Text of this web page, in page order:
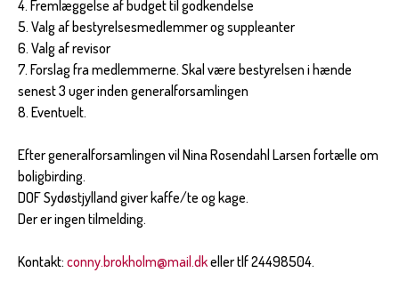
4. Fremlæggelse af budget til godkendelse
5. Valg af bestyrelsesmedlemmer og suppleanter
6. Valg af revisor
7. Forslag fra medlemmerne. Skal være bestyrelsen i hænde
senest 3 uger inden generalforsamlingen
8. Eventuelt.
Efter generalforsamlingen vil Nina Rosendahl Larsen fortælle om
boligbirding.
DOF Sydøstjylland giver kaffe/te og kage.
Der er ingen tilmelding.
Kontakt: conny.brokholm@mail.dkeller tlf 24498504.